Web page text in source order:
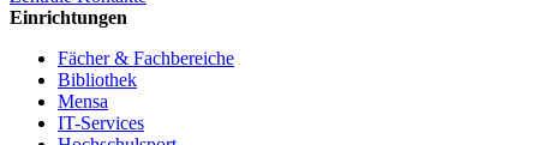
Einrichtungen
Fächer & Fachbereiche
Bibliothek
Mensa
IT-Services